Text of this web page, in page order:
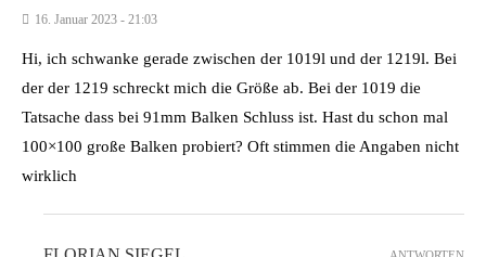
16. Januar 2023 - 21:03
Hi, ich schwanke gerade zwischen der 1019l und der 1219l. Bei
der der 1219 schreckt mich die Größe ab. Bei der 1019 die
Tatsache dass bei 91mm Balken Schluss ist. Hast du schon mal
100×100 große Balken probiert? Oft stimmen die Angaben nicht
wirklich